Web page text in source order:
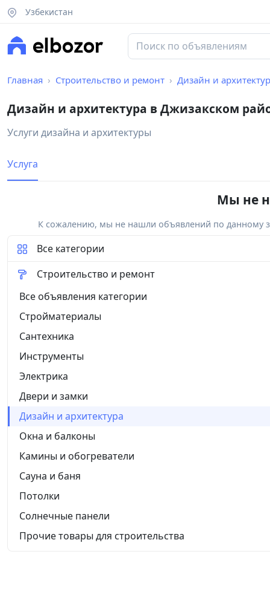
Узбекистан
Главная Строительство и ремонт Дизайн и
Дизайн и архитектура в Джизакском
Услуги дизайна и архитектуры
Услуга
Мы не
К сожалению, мы не нашли объявлений по данному
Все категории
Строительство и ремонт
Все объявления категории
Стройматериалы
Сантехника
Инструменты
Электрика
Двери и замки
Дизайн и архитектура
Окна и балконы
Камины и обогреватели
Сауна и баня
Потолки
Солнечные панели
Прочие товары для строительства